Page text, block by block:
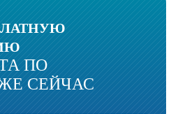
ПО
СЕЙЧАС